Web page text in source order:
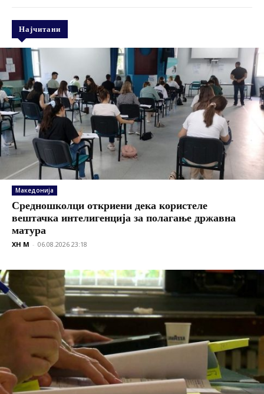
Најчитани
Македонија
Средношколци откриени дека користеле
вештачка интелигенција за полагање државна
матура
XH M - 06.08.2026 23:18